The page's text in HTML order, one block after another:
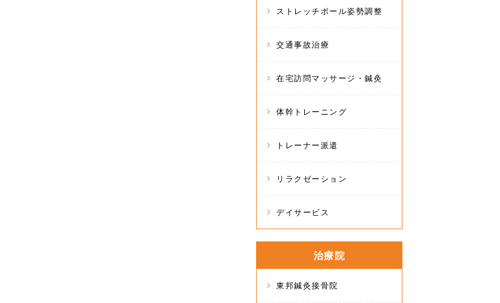
ストレッチポール姿勢調整
交通事故治療
在宅訪問マッサージ・鍼灸
体幹トレーニング
トレーナー派遣
リラクゼーション
デイサービス
治療院
東邦鍼灸接骨院